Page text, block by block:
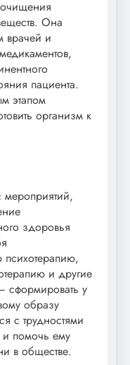
Она
врачей и
пациента.
этапом
организм к
мероприятий,
здоровья
и другие
сформировать у
образу
с трудностями
и помочь ему
в обществе.